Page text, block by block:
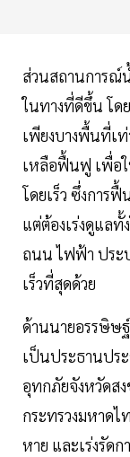
ส่วนสถานการณ์
ในทางที่ดีขึ้น โด
เพียงบางพื้นที่เ
เหลือฟื้นฟู เพื่อ
โดยเร็ว ซึ่งการ
แต่ต้องเร่งดูแลทั้
ถนน ไฟฟ้า ประ
เร็วที่สุดด้วย
ด้านนายอรรษิษ
เป็นประธานประ
อุทกภัยจังหวัดสง
กระทรวงมหาดไ
หาย และเร่งรัดก